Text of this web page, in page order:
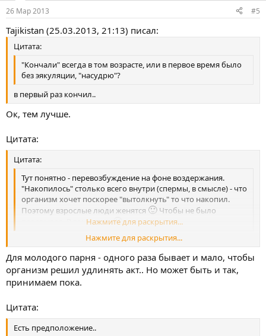
26 Мар 2013 #5
Tajikistan (25.03.2013, 21:13) писал:
Цитата:
"Кончали" всегда в том возрасте, или в первое время было
без эякуляции, "насудрю"?
в первый раз кончил..
Ок, тем лучше.
Цитата:
Цитата:
Тут понятно - перевозбуждение на фоне воздержания.
"Накопилось" столько всего внутри (спермы, в смысле) - что
организм хочет поскорее "вытолкнуть" то что накопил.
Поэтому взрослые люди женятся 🙂 Чтобы не было
перерывов. В том числе🙂
Нажмите для раскрытия...
нет, я перед этим днем онанизмом занимался...
Нажмите для раскрытия...
Для молодого парня - одного раза бывает и мало, чтобы
организм решил удлинять акт.. Но может быть и так,
принимаем пока.
Цитата:
Есть предположение..